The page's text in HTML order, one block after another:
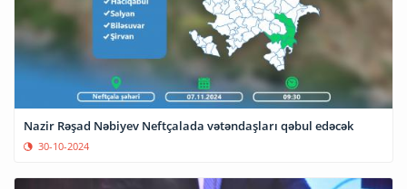
Nazir Rəşad Nəbiyev Neftçalada vətəndaşları qəbul edəcək
30-10-2024